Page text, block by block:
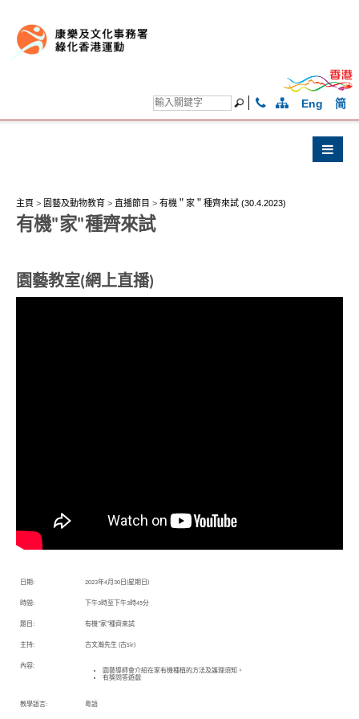
Eng 简
主頁 > 園藝及動物教育 > 直播節目 > 有機＂家＂種齊來試 (30.4.2023)
有機"家"種齊來試
園藝教室(網上直播)
日期: 2023年4月30日(星期日)
時間: 下午3時至下午3時45分
題目: 有機"家"種齊來試
主持: 古文瀚先生 (古Sir)
內容:
園藝導師會介紹在家有機種植的方法及護理須知。
有獎問答遊戲
教學語言: 粵語